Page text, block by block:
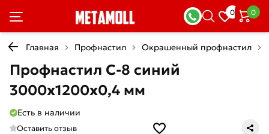
0 0
Главная Профнастил Окрашенный профнастил
Профнастил С-8 синий
3000х1200х0,4 мм
Есть в наличии
Оставить отзыв